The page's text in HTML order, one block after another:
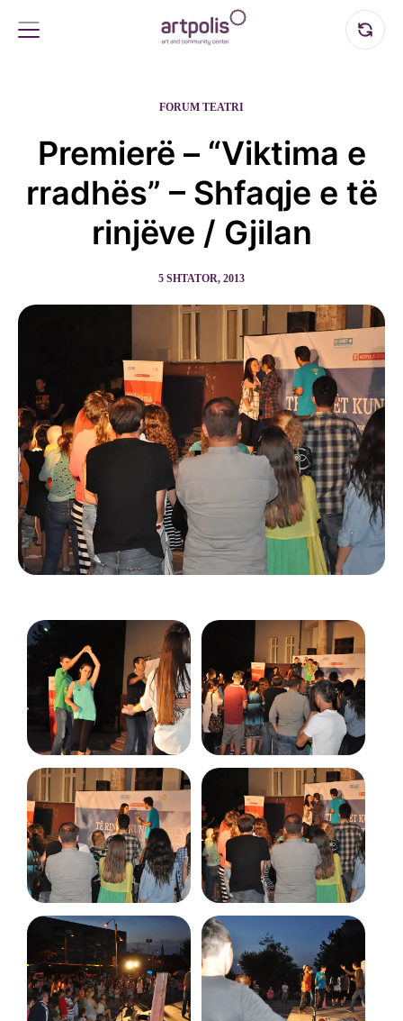
FORUM TEATRI
Premierë – “Viktima e
rradhës” – Shfaqje e të
rinjëve / Gjilan
5 SHTATOR, 2013